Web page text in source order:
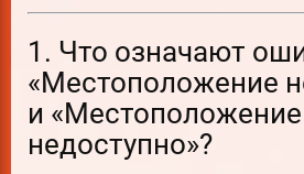
1. Что означают
«Местоположение
и «Местоположение
недоступно»?